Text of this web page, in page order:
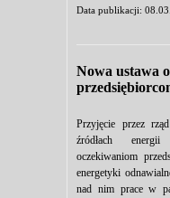
Data publikacji:
Nowa ustawa
Przyjęcie przez
źródłach
oczekiwaniom
energetyki
nad nim prace w